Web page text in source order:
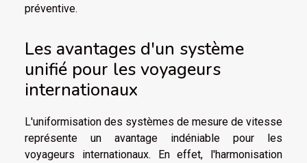
préventive.
Les avantages d'un système
unifié pour les voyageurs
internationaux
L'uniformisation des systèmes de mesure de vitesse
représente un avantage indéniable pour les
voyageurs internationaux. En effet, l'harmonisation